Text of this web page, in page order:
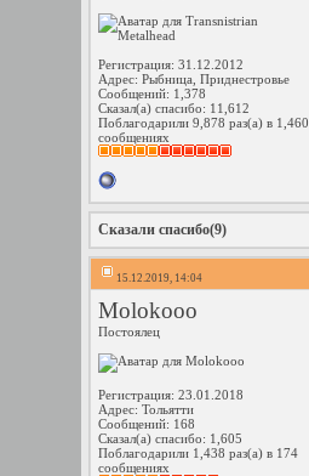
Регистрация: 31.12.2012
Адрес: Рыбница, Приднестровье
Сообщений: 1,378
Сказал(а) спасибо: 11,612
Поблагодарили 9,878 раз(а) в 1,460
сообщениях
Сказали спасибо(9)
15.12.2019, 14:04
Molokooo
Постоялец
Регистрация: 23.01.2018
Адрес: Тольятти
Сообщений: 168
Сказал(а) спасибо: 1,605
Поблагодарили 1,438 раз(а) в 174
сообщениях